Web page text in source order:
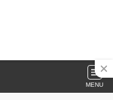
MENU